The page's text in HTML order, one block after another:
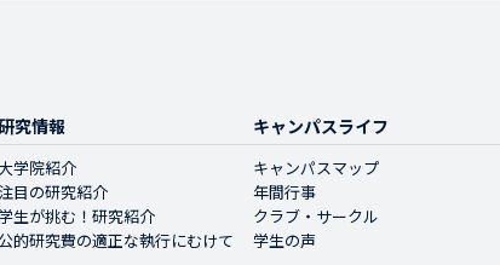
究情報
学院紹介
注目の研究紹介
生が挑む！研究紹介
公的研究費の適正な執行にむけて
キャンパスライフ
キャンパスマップ
年間行事
クラブ・サークル
学生の声